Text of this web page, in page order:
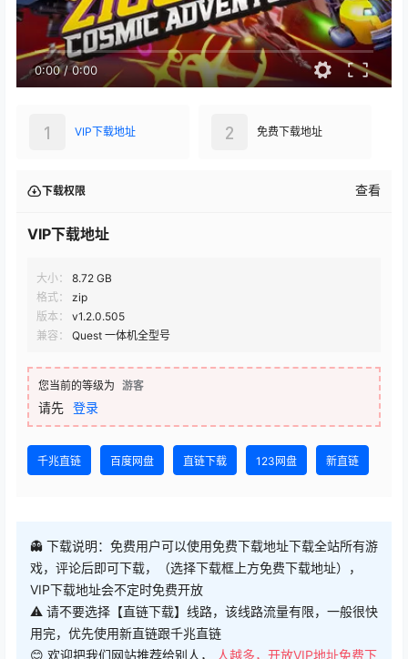
0:00/0:00
VIP下载地址
1 免费下载地址
2
下载权限 查看
VIP下载地址
大小：
8.72 GB
格式：
zip
版本：
v1.2.0.505
兼容：
Quest 一体机全型号
您当前的等级为 游客
请先 登录
千兆直链 百度网盘 直链下载 123网盘 新直链
👻 下载说明：免费用户可以使用免费下载地址下载全站所有游
戏，评论后即可下载，（选择下载框上方免费下载地址），
VIP下载地址会不定时免费开放
⚠ 请不要选择【直链下载】线路，该线路流量有限，一般很快
用完，优先使用新直链跟千兆直链
😊 欢迎把我们网站推荐给别人，
人越多，开放VIP地址免费下